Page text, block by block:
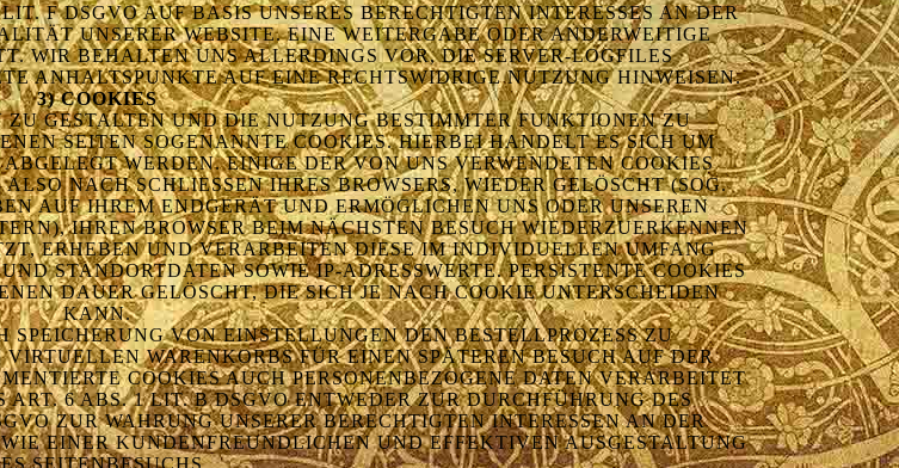
F DSGVO AUF BASIS UNSERES BERECHTIGTEN INTERESSES AN DER V
UNSERER WEBSITE. EINE WEITERGABE ODER ANDERWEITIGE V
WIR BEHALTEN UNS ALLERDINGS VOR, DIE SERVER-LOGFILES N
ANHALTSPUNKTE AUF EINE RECHTSWIDRIGE NUTZUNG HINWEISEN.
3) COOKIES
GESTALTEN UND DIE NUTZUNG BESTIMMTER FUNKTIONEN ZU
SEITEN SOGENANNTE COOKIES. HIERBEI HANDELT ES SICH UM
WERDEN. EINIGE DER VON UNS VERWENDETEN COOKIES
NACH SCHLIESSEN IHRES BROWSERS, WIEDER GELÖSCHT (SOG. S
AUF IHREM ENDGERÄT UND ERMÖGLICHEN UNS ODER UNSEREN P
IHREN BROWSER BEIM NÄCHSTEN BESUCH WIEDERZUERKENNEN (
ERHEBEN UND VERARBEITEN DIESE IM INDIVIDUELLEN UMFANG B
STANDORTDATEN SOWIE IP-ADRESSWERTE. PERSISTENTE COOKIES W
DAUER GELÖSCHT, DIE SICH JE NACH COOKIE UNTERSCHEIDEN K
ANN.
VON EINSTELLUNGEN DEN BESTELLPROZESS ZU
WARENKORBS FÜR EINEN SPÄTEREN BESUCH AUF DER
COOKIES AUCH PERSONENBEZOGENE DATEN VERARBEITET
6 ABS. 1 LIT. B DSGVO ENTWEDER ZUR DURCHFÜHRUNG DES V
ZUR WAHRUNG UNSERER BERECHTIGTEN INTERESSEN AN DER BE
KUNDENFREUNDLICHEN UND EFFEKTIVEN AUSGESTALTUNG DE
SEITENBESUCHS.